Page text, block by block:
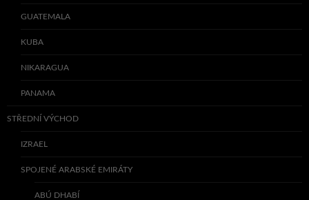
GUATEMALA
KUBA
NIKARAGUA
PANAMA
STŘEDNÍ VÝCHOD
IZRAEL
SPOJENÉ ARABSKÉ EMIRÁTY
ABÚ DHABÍ